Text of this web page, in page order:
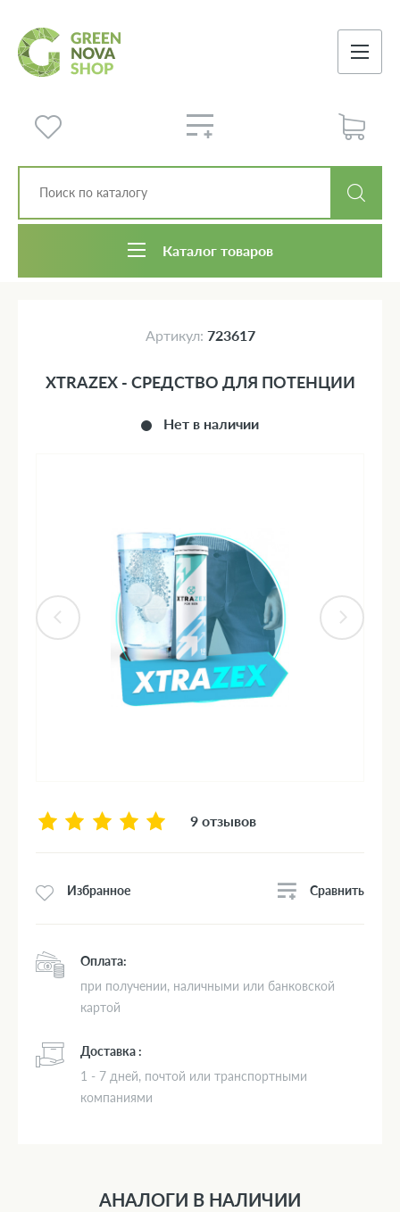
Каталог товаров
Артикул: 723617
Нет в наличии
XTRAZEX - СРЕДСТВО ДЛЯ ПОТЕНЦИИ
9 отзывов
Избранное Сравнить
Оплата:
при получении, наличными или банковской
картой
Доставка :
1 - 7 дней, почтой или транспортными
компаниями
АНАЛОГИ В НАЛИЧИИ